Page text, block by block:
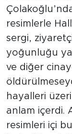
resimlerle
sergi,
yoğunluğu
ve diğer
hayalleri
anlam içerdi.
resimleri içi